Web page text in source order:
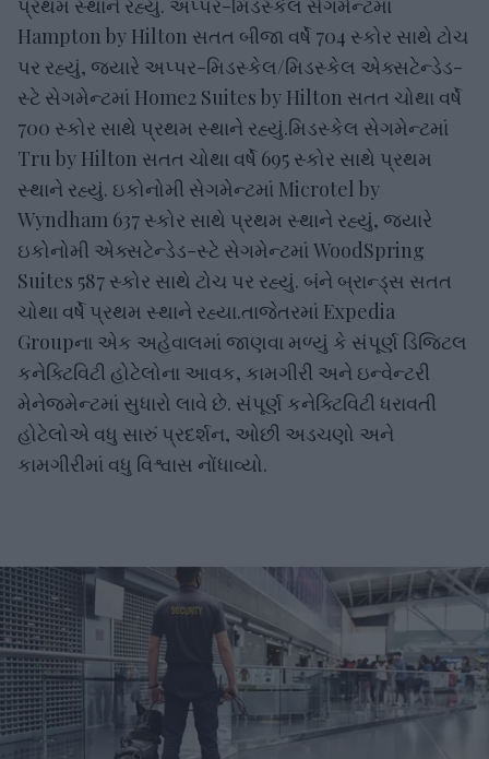
પ્રથમ સ્થાને રહ્યું. અપ્પર-મિડસ્કેલ સેગમેન્ટમાં
Hampton by Hilton સતત બીજા વર્ષે 704 સ્કોર સાથે ટોચ
પર રહ્યું, જ્યારે અપ્પર-મિડસ્કેલ/મિડસ્કેલ એક્સટેન્ડેડ-
સ્ટે સેગમેન્ટમાં Home2 Suites by Hilton સતત ચોથા વર્ષે
700 સ્કોર સાથે પ્રથમ સ્થાને રહ્યું.મિડસ્કેલ સેગમેન્ટમાં
Tru by Hilton સતત ચોથા વર્ષે 695 સ્કોર સાથે પ્રથમ
સ્થાને રહ્યું. ઇકોનોમી સેગમેન્ટમાં Microtel by
Wyndham 637 સ્કોર સાથે પ્રથમ સ્થાને રહ્યું, જ્યારે
ઇકોનોમી એક્સટેન્ડેડ-સ્ટે સેગમેન્ટમાં WoodSpring
Suites 587 સ્કોર સાથે ટોચ પર રહ્યું. બંને બ્રાન્ડ્સ સતત
ચોથા વર્ષે પ્રથમ સ્થાને રહ્યા.તાજેતરમાં Expedia
Groupના એક અહેવાલમાં જાણવા મળ્યું કે સંપૂર્ણ ડિજિટલ
કનેક્ટિવિટી હોટેલોના આવક, કામગીરી અને ઇન્વેન્ટરી
મેનેજમેન્ટમાં સુધારો લાવે છે. સંપૂર્ણ કનેક્ટિવિટી ધરાવતી
હોટેલોએ વધુ સારું પ્રદર્શન, ઓછી અડચણો અને
કામગીરીમાં વધુ વિશ્વાસ નોંધાવ્યો.